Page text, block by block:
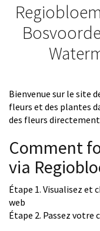
Bienvenue sur le site
fleurs et des plantes
des fleurs
Comment
via
Étape 1. Visualisez et
web
Étape 2. Passez votre